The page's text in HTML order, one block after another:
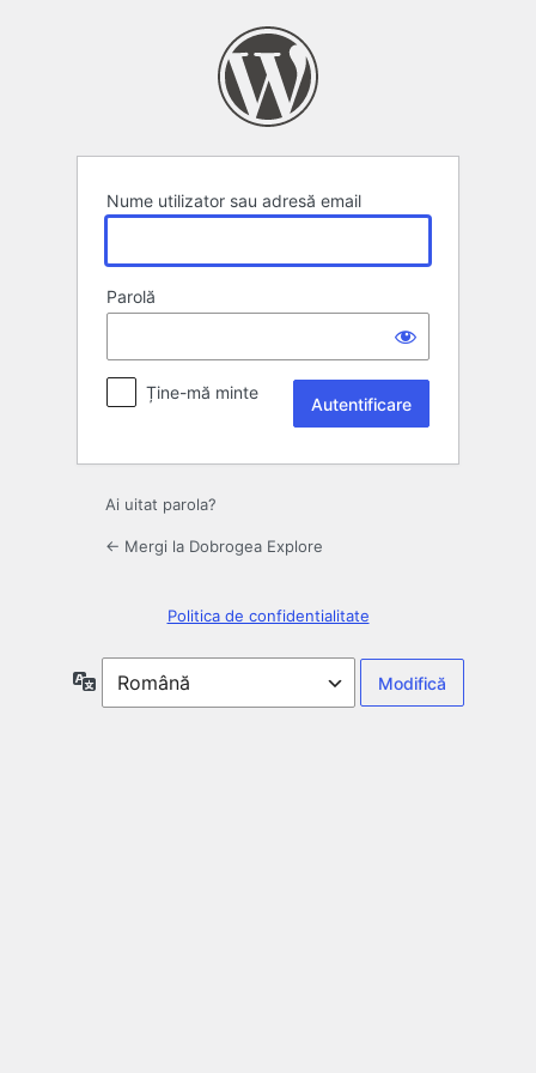
Nume utilizator sau adresă email
Parolă
Ține-mă minte
Ai uitat parola?
← Mergi la Dobrogea Explore
Politica de confidentialitate
Limbă